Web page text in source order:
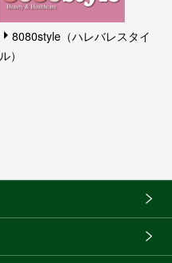
8080style（ハレバレスタイ
ル）